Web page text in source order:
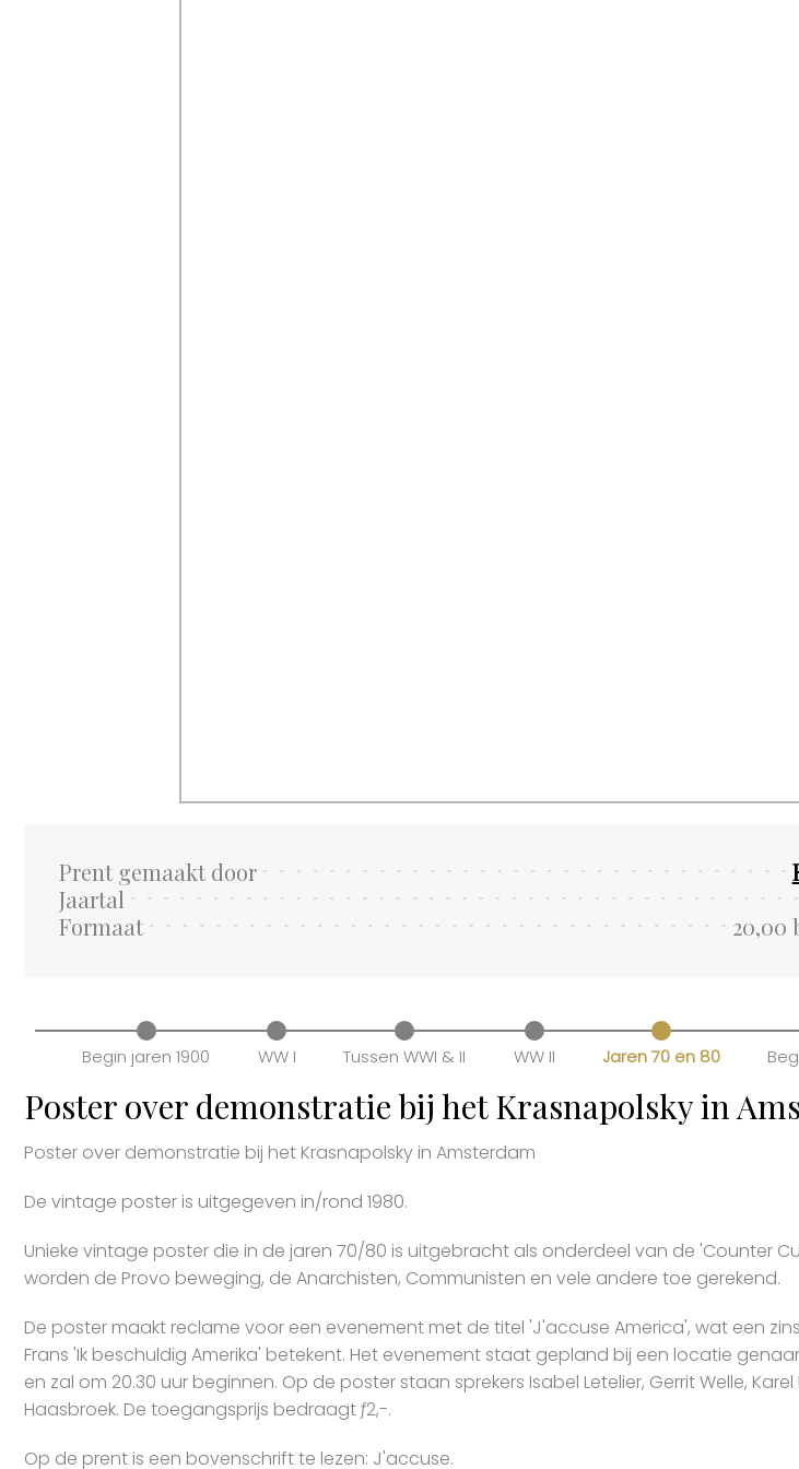
Prent gemaakt door
Jaartal
Formaat
20,00
Begin jaren 1900 WW I Tussen WWI & II WW II Jaren 70 en 80
Poster over demonstratie bij het Krasnapolsky in
Poster over demonstratie bij het Krasnapolsky in Amsterdam
De vintage poster is uitgegeven in/rond 1980.
Unieke vintage poster die in de jaren 70/80 is uitgebracht als onderdeel van de 'Counter
worden de Provo beweging, de Anarchisten, Communisten en vele andere toe gerekend.
De poster maakt reclame voor een evenement met de titel 'J'accuse America', wat een
Frans 'Ik beschuldig Amerika' betekent. Het evenement staat gepland bij een locatie
en zal om 20.30 uur beginnen. Op de poster staan ​​sprekers Isabel Letelier, Gerrit Welle, Karel
Haasbroek. De toegangsprijs bedraagt ​​ƒ2,-.
Op de prent is een bovenschrift te lezen: J'accuse.